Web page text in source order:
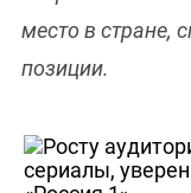
место в стране,
позиции.